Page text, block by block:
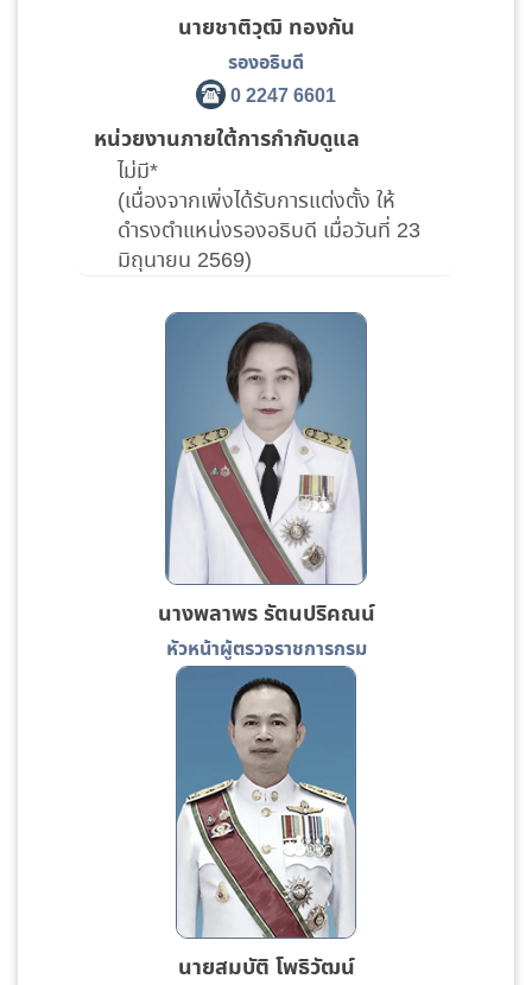
นายชาติวุฒิ ทองกัน
รองอธิบดี
0 2247 6601
หน่วยงานภายใต้การกำกับดูแล
ไม่มี*
(เนื่องจากเพิ่งได้รับการแต่งตั้ง ให้
ดำรงตำแหน่งรองอธิบดี เมื่อวันที่ 23
มิถุนายน 2569)
นางพลาพร รัตนปริคณน์
หัวหน้าผู้ตรวจราชการกรม
นายสมบัติ โพธิวัฒน์